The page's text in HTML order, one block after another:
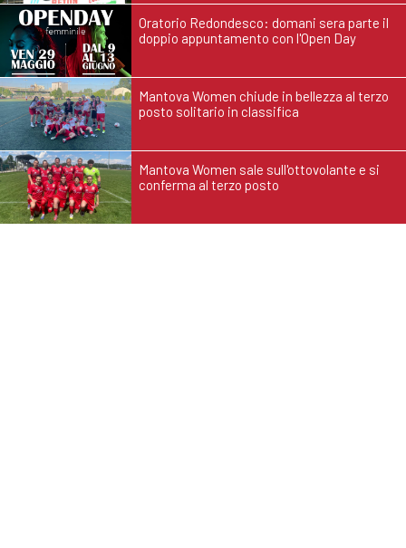
Oratorio Redondesco: domani sera parte il
doppio appuntamento con l'Open Day
Mantova Women chiude in bellezza al terzo
posto solitario in classifica
Mantova Women sale sull'ottovolante e si
conferma al terzo posto